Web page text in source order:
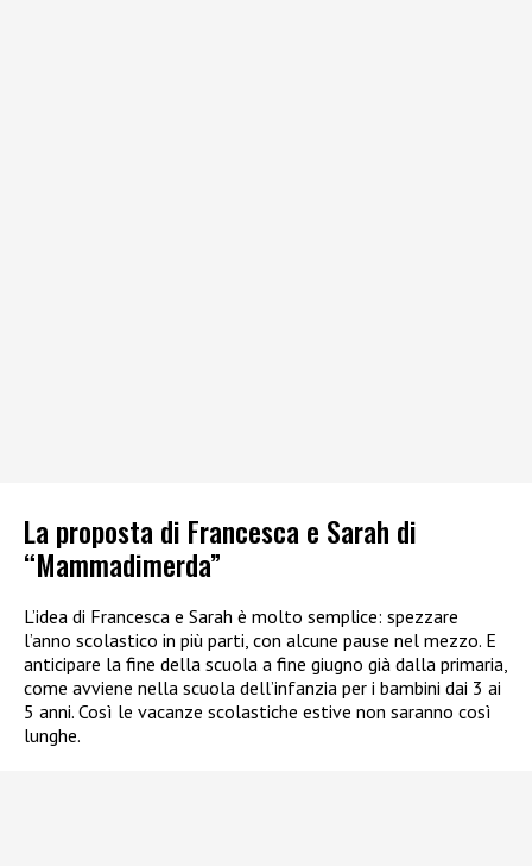
La proposta di Francesca e Sarah di
“Mammadimerda”
L’idea di Francesca e Sarah è molto semplice: spezzare
l’anno scolastico in più parti, con alcune pause nel mezzo. E
anticipare la fine della scuola a fine giugno già dalla primaria,
come avviene nella scuola dell’infanzia per i bambini dai 3 ai
5 anni. Così le vacanze scolastiche estive non saranno così
lunghe.